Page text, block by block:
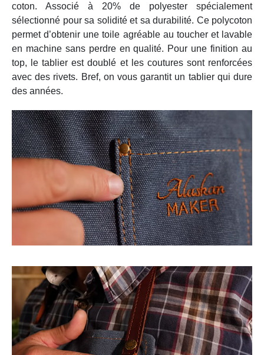
coton. Associé à 20% de polyester spécialement
sélectionné pour sa solidité et sa durabilité. Ce polycoton
permet d’obtenir une toile agréable au toucher et lavable
en machine sans perdre en qualité. Pour une finition au
top, le tablier est doublé et les coutures sont renforcées
avec des rivets. Bref, on vous garantit un tablier qui dure
des années.